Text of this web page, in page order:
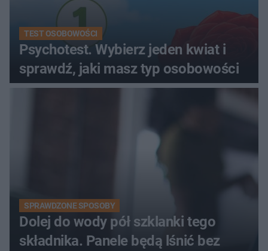
TEST OSOBOWOŚCI
Psychotest. Wybierz jeden kwiat i
sprawdź, jaki masz typ osobowości
SPRAWDZONE SPOSOBY
Dolej do wody pół szklanki tego
składnika. Panele będą lśnić bez